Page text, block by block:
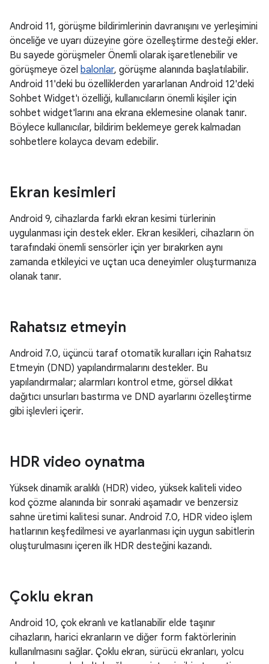
Android 11, görüşme bildirimlerinin davranışını ve yerleşimini
önceliğe ve uyarı düzeyine göre özelleştirme desteği ekler.
Bu sayede görüşmeler Önemli olarak işaretlenebilir ve
görüşmeye özel balonlar, görüşme alanında başlatılabilir.
Android 11'deki bu özelliklerden yararlanan Android 12'deki
Sohbet Widget'ı özelliği, kullanıcıların önemli kişiler için
sohbet widget'larını ana ekrana eklemesine olanak tanır.
Böylece kullanıcılar, bildirim beklemeye gerek kalmadan
sohbetlere kolayca devam edebilir.
Ekran kesimleri
Android 9, cihazlarda farklı ekran kesimi türlerinin
uygulanması için destek ekler. Ekran kesikleri, cihazların ön
tarafındaki önemli sensörler için yer bırakırken aynı
zamanda etkileyici ve uçtan uca deneyimler oluşturmanıza
olanak tanır.
Rahatsız etmeyin
Android 7.0, üçüncü taraf otomatik kuralları için Rahatsız
Etmeyin (DND) yapılandırmalarını destekler. Bu
yapılandırmalar; alarmları kontrol etme, görsel dikkat
dağıtıcı unsurları bastırma ve DND ayarlarını özelleştirme
gibi işlevleri içerir.
HDR video oynatma
Yüksek dinamik aralıklı (HDR) video, yüksek kaliteli video
kod çözme alanında bir sonraki aşamadır ve benzersiz
sahne üretimi kalitesi sunar. Android 7.0, HDR video işlem
hatlarının keşfedilmesi ve ayarlanması için uygun sabitlerin
oluşturulmasını içeren ilk HDR desteğini kazandı.
Çoklu ekran
Android 10, çok ekranlı ve katlanabilir elde taşınır
cihazların, harici ekranların ve diğer form faktörlerinin
kullanılmasını sağlar. Çoklu ekran, sürücü ekranları, yolcu